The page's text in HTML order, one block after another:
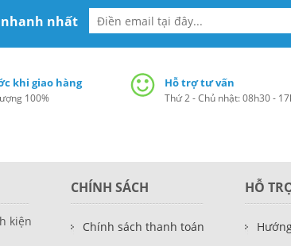
nhất
khi giao hàng
100%
Hỗ trợ tư vấn
Thứ 2 - Chủ nhật: 08h30 -
kiện
CHÍNH SÁCH
Chính sách thanh toán
HỖ